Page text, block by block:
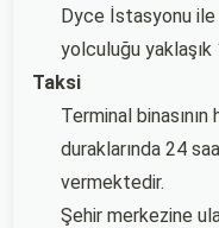
Dyce İstasyonu ile
yolculuğu
Taksi
Terminal binasının
duraklarında 24
vermektedir.
Şehir merkezine